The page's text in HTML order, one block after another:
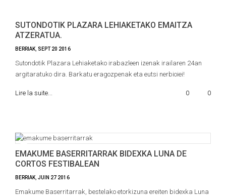
SUTONDOTIK PLAZARA LEHIAKETAKO EMAITZA
ATZERATUA.
BERRIAK SEPT 20 2016
Sutondotik Plazara Lehiaketako irabazleen izenak irailaren 24an
argitaratuko dira. Barkatu eragozpenak eta eutsi nerbioiei!
Lire la suite... 0 0
EMAKUME BASERRITARRAK BIDEXKA LUNA DE
CORTOS FESTIBALEAN
BERRIAK JUIN 27 2016
Emakume Baserritarrak, bestelako etorkizuna ereiten bidexka Luna